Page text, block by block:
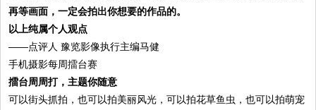
再等画面，一定会拍出你想要的作品的。
以上纯属个人观点
——点评人 豫览影像执行主编马健
手机摄影每周擂台赛
擂台周周打，主题你随意
可以街头抓拍，也可以拍美丽风光，可以拍花草鱼虫，也可以拍萌宠